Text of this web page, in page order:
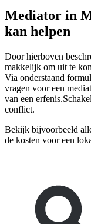
Mediator in
kan helpen
Door hierboven
makkelijk om uit te
Via onderstaand
vragen voor een
van een
conflict.
Bekijk bijvoorbeeld
de kosten voor een